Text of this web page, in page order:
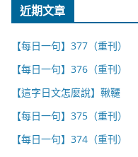
近期文章
【每日一句】377（重刊）
【每日一句】376（重刊）
【這字日文怎麼說】鞦韆
【每日一句】375（重刊）
【每日一句】374（重刊）